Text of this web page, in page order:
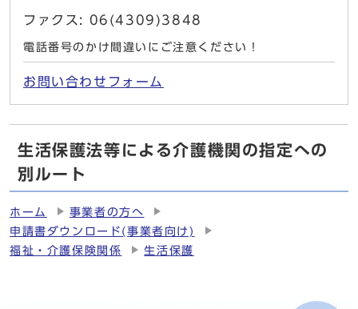
ファクス: 06(4309)3848
電話番号のかけ間違いにご注意ください！
お問い合わせフォーム
生活保護法等による介護機関の指定への
別ルート
ホーム
事業者の方へ
申請書ダウンロード(事業者向け)
福祉・介護保険関係
生活保護